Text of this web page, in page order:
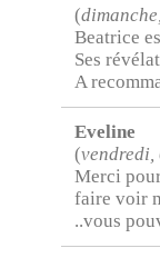
(
Beatrice
Ses
A
Eveline
(vendredi,
Merci
faire voir
..vous